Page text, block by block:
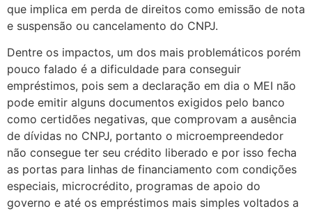
que implica em perda de direitos como emissão de nota
e suspensão ou cancelamento do CNPJ.
Dentre os impactos, um dos mais problemáticos porém
pouco falado é a dificuldade para conseguir
empréstimos, pois sem a declaração em dia o MEI não
pode emitir alguns documentos exigidos pelo banco
como certidões negativas, que comprovam a ausência
de dívidas no CNPJ, portanto o microempreendedor
não consegue ter seu crédito liberado e por isso fecha
as portas para linhas de financiamento com condições
especiais, microcrédito, programas de apoio do
governo e até os empréstimos mais simples voltados a